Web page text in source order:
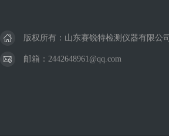
版权所有：山东赛锐特检测仪器有限公司
邮箱：2442648961@qq.com